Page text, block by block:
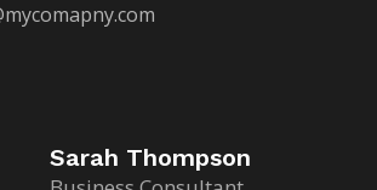
Sarah Thompson